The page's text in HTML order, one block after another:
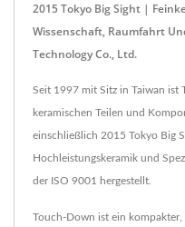
2015 Tokyo Big Sight |
Wissenschaft, Raumfahrt
Technology Co., Ltd.
Seit 1997 mit Sitz in Taiwan ist
keramischen Teilen und
einschließlich 2015 Tokyo Big
Hochleistungskeramik und
der ISO 9001 hergestellt.
Touch-Down ist ein kompakter,